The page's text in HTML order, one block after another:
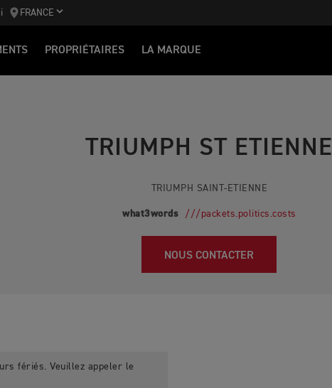
FRANCE
PROPRIÉTAIRES LA MARQUE
TRIUMPH ST ETIENNE
TRIUMPH SAINT-ETIENNE
what3words ///packets.politics.costs
NOUS CONTACTER
fériés. Veuillez appeler le